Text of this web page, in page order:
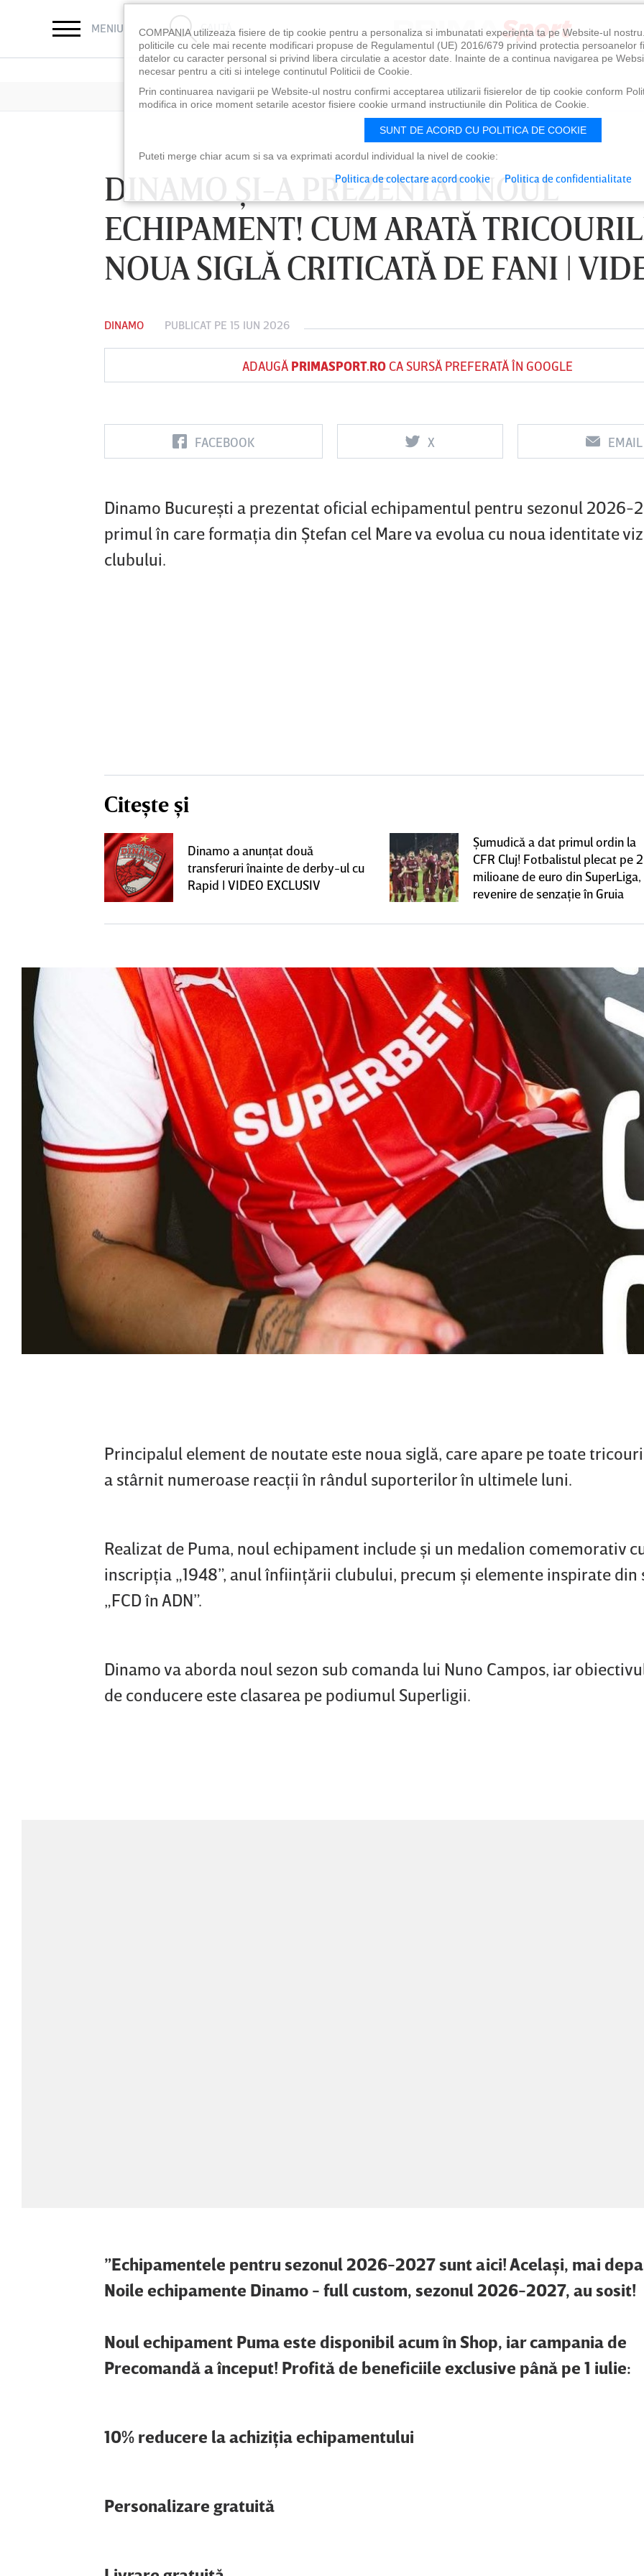
MENIU CAUTĂ
DINAMO ŞI-A PREZENTAT NOUL
ECHIPAMENT! CUM ARATĂ
NOUA SIGLĂ CRITICATĂ DE FANI |
DINAMO PUBLICAT PE 15 IUN 2026
ADAUGĂ PRIMASPORT.ROCA SURSĂ PREFERATĂ ÎN GOOGLE
FACEBOOK X EMAIL
Dinamo Bucureşti a prezentat oficial echipamentul pentru sezonul 2026-
primul în care formaţia din Ştefan cel Mare va evolua cu noua identitate
clubului.
Citește și
Dinamo a anunţat două
transferuri înainte de derby-ul cu
Rapid | VIDEO EXCLUSIV
Şumudică a dat primul ordin la
CFR Cluj! Fotbalistul plecat pe 2
milioane de euro din SuperLiga,
revenire de senzaţie în Gruia
Principalul element de noutate este noua siglă, care apare pe toate
a stârnit numeroase reacţii în rândul suporterilor în ultimele luni.
Realizat de Puma, noul echipament include şi un medalion comemorativ
inscripţia „1948”, anul înfiinţării clubului, precum şi elemente inspirate din
„FCD în ADN”.
Dinamo va aborda noul sezon sub comanda lui Nuno Campos, iar
de conducere este clasarea pe podiumul Superligii.
”Echipamentele pentru sezonul 2026-2027 sunt aici! Acelaşi, mai
Noile echipamente Dinamo - full custom, sezonul 2026-2027, au sosit!
Noul echipament Puma este disponibil acum în Shop, iar campania de
Precomandă a început! Profită de beneficiile exclusive până pe 1 iulie:
10% reducere la achiziţia echipamentului
Personalizare gratuită
FC Botoşani
Vs
Corvinul
Hunedoara
Sepsi OSK Sf
Vs
FCSB UTA Arad
0
Vs
Rapid
0
COMPANIA utilizeaza fisiere de tip cookie pentru a personaliza si imbunatati experienta ta pe Website-ul
politicile cu cele mai recente modificari propuse de Regulamentul (UE) 2016/679 privind protectia persoanelor
datelor cu caracter personal si privind libera circulatie a acestor date. Inainte de a continua navigarea pe
necesar pentru a citi si intelege continutul Politicii de Cookie.
Prin continuarea navigarii pe Website-ul nostru confirmi acceptarea utilizarii fisierelor de tip cookie conform
modifica in orice moment setarile acestor fisiere cookie urmand instructiunile din Politica de Cookie.
SUNT DE ACORD CU POLITICA DE COOKIE
Puteti merge chiar acum si sa va exprimati acordul individual la nivel de cookie:
Politica de colectare acord cookie Politica de confidentialitate